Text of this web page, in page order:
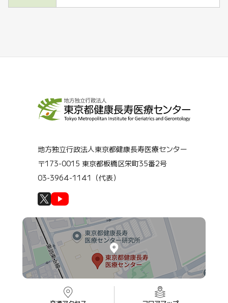
地方独立行政法人東京都健康長寿医療センター
〒173-0015 東京都板橋区栄町35番2号
03-3964-1141（代表）